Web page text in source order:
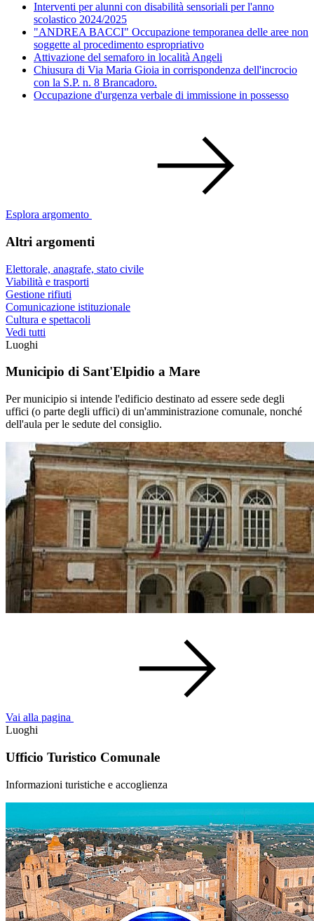
Interventi per alunni con disabilità sensoriali per l'anno
scolastico 2024/2025
"ANDREA BACCI" Occupazione temporanea delle aree non
soggette al procedimento espropriativo
Attivazione del semaforo in località Angeli
Chiusura di Via Maria Gioia in corrispondenza dell'incrocio
con la S.P. n. 8 Brancadoro.
Occupazione d'urgenza verbale di immissione in possesso
Esplora argomento
Altri argomenti
Elettorale, anagrafe, stato civile
Viabilità e trasporti
Gestione rifiuti
Comunicazione istituzionale
Cultura e spettacoli
Vedi tutti
Luoghi
Municipio di Sant'Elpidio a Mare
Per municipio si intende l'edificio destinato ad essere sede degli
uffici (o parte degli uffici) di un'amministrazione comunale, nonché
dell'aula per le sedute del consiglio.
Vai alla pagina
Luoghi
Ufficio Turistico Comunale
Informazioni turistiche e accoglienza